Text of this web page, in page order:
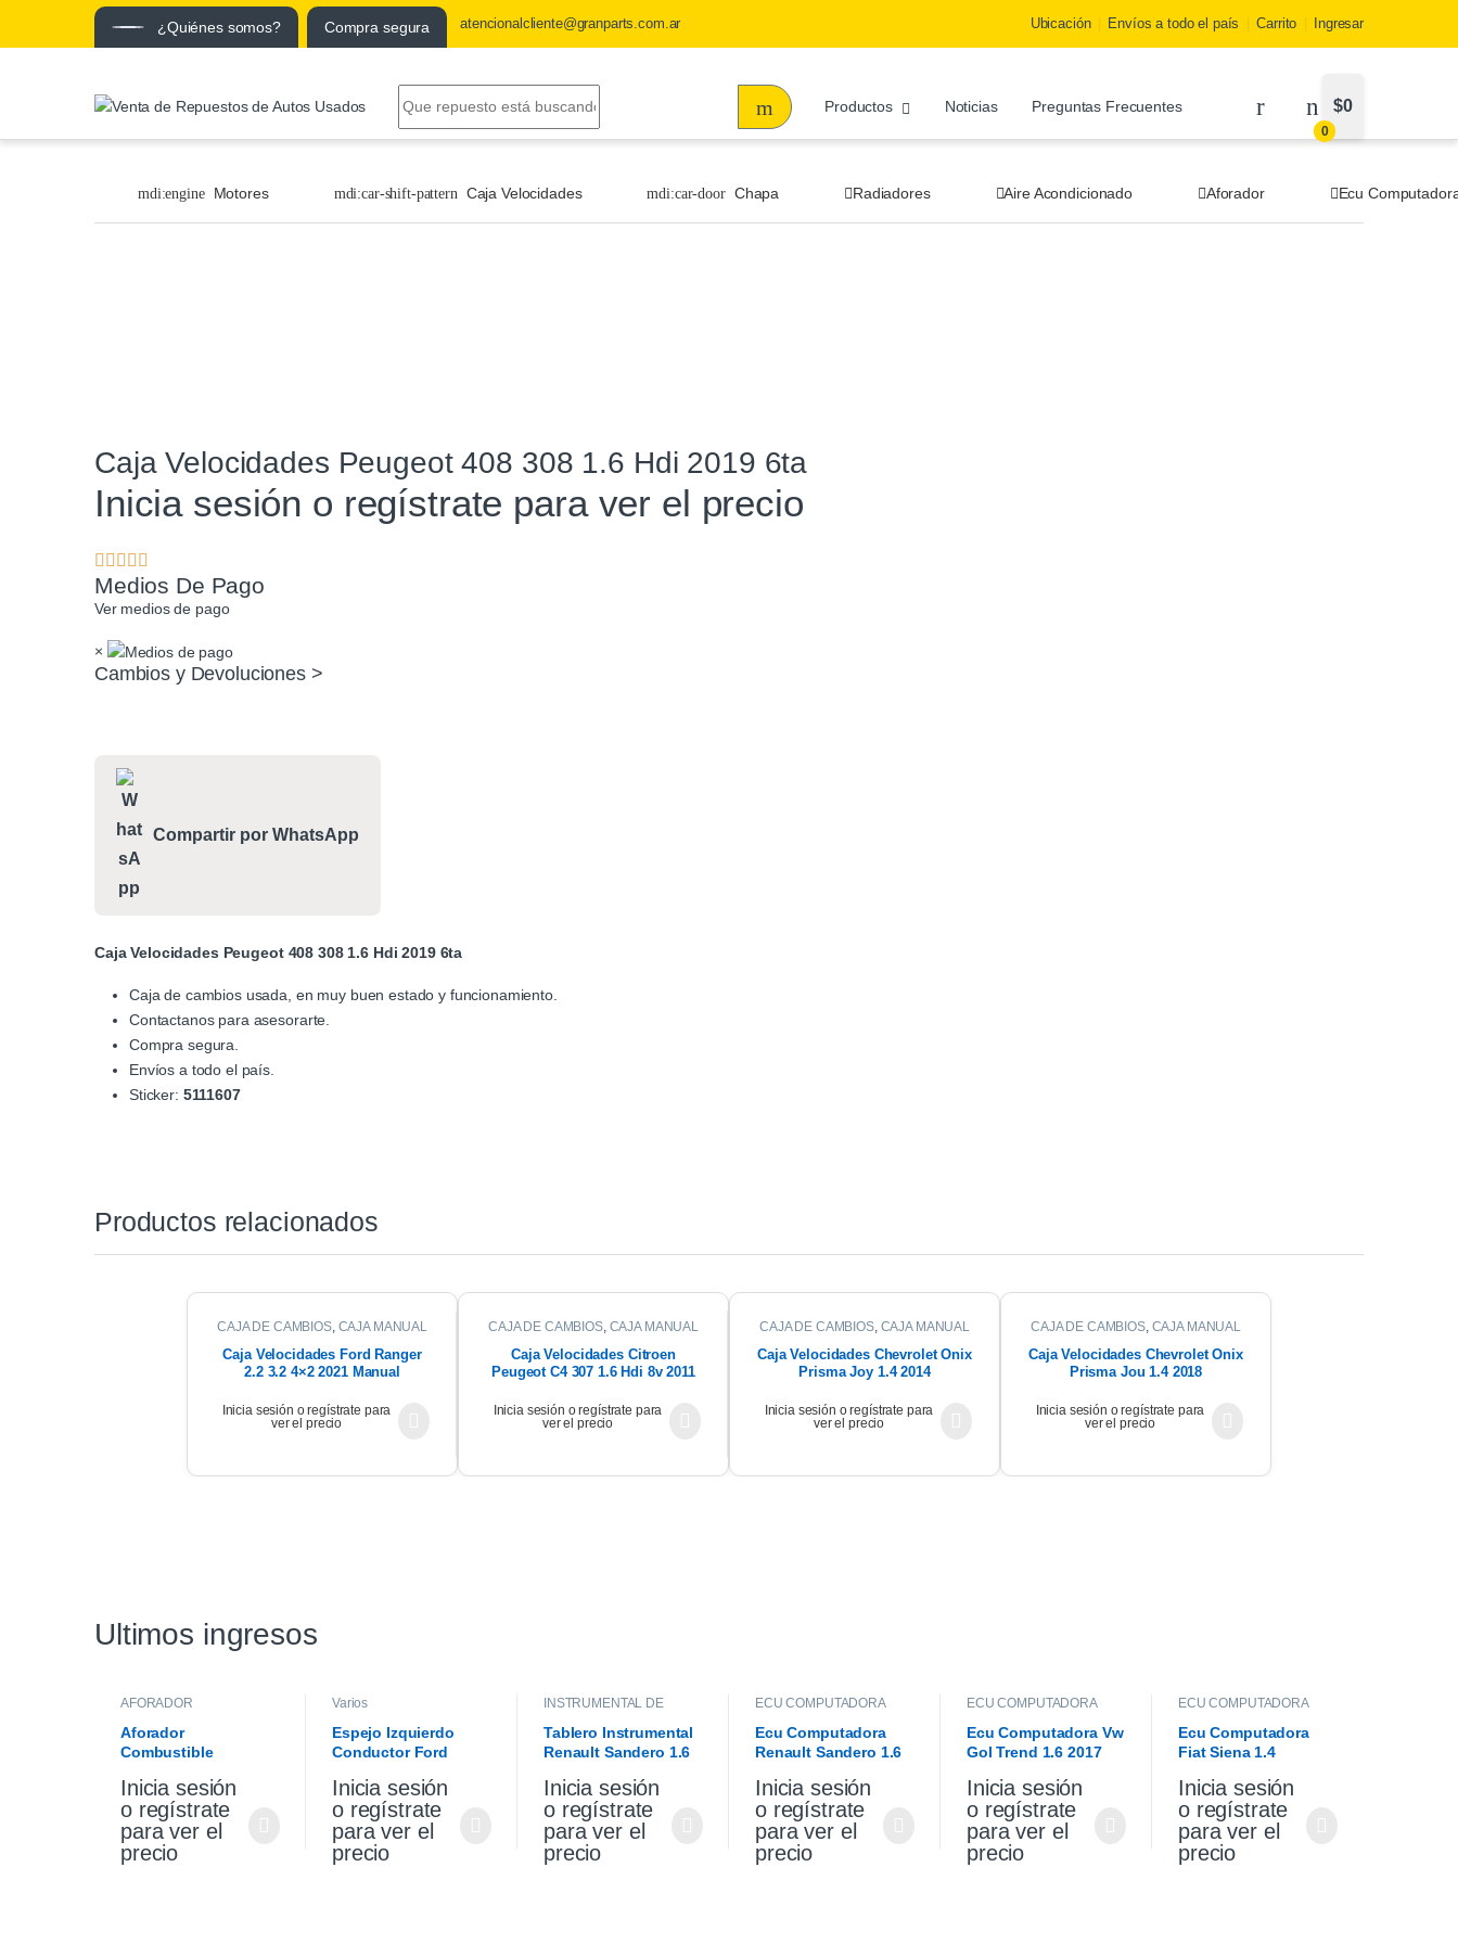
¿Quiénes somos? Compra segura atencionalcliente@granparts.com.ar Ubicación Envíos a todo el país Carrito Ingresar
Productos Noticias Preguntas Frecuentes
0
$0
Motores Caja Velocidades Chapa Radiadores Aire Acondicionado Aforador Ecu
Caja Velocidades Peugeot 408 308 1.6 Hdi 2019 6ta
Inicia sesión o regístrate para ver el precio
Medios De Pago
Ver medios de pago
×
Cambios y Devoluciones >
Compartir por WhatsApp
Caja Velocidades Peugeot 408 308 1.6 Hdi 2019 6ta
Caja de cambios usada, en muy buen estado y funcionamiento.
Contactanos para asesorarte.
Compra segura.
Envíos a todo el país.
Sticker: 5111607
Productos relacionados
CAJA DE CAMBIOS, CAJA MANUAL
Caja Velocidades Ford Ranger
2.2 3.2 4×2 2021 Manual
Inicia sesión o regístrate para
ver el precio
CAJA DE CAMBIOS, CAJA MANUAL
Caja Velocidades Citroen
Peugeot C4 307 1.6 Hdi 8v 2011
Inicia sesión o regístrate para
ver el precio
CAJA DE CAMBIOS, CAJA MANUAL
Caja Velocidades Chevrolet Onix
Prisma Joy 1.4 2014
Inicia sesión o regístrate para
ver el precio
CAJA DE CAMBIOS, CAJA MANUAL
Caja Velocidades Chevrolet Onix
Prisma Jou 1.4 2018
Inicia sesión o regístrate para
ver el precio
Ultimos ingresos
AFORADOR
Aforador
Combustible
2021
Inicia sesión
o regístrate
para ver el
precio
Varios
Espejo Izquierdo
Conductor Ford
Inicia sesión
o regístrate
para ver el
precio
INSTRUMENTAL DE
Tablero Instrumental
Renault Sandero 1.6
Inicia sesión
o regístrate
para ver el
precio
ECU COMPUTADORA
Ecu Computadora
Renault Sandero 1.6
Inicia sesión
o regístrate
para ver el
precio
ECU COMPUTADORA
Ecu Computadora Vw
Gol Trend 1.6 2017
Inicia sesión
o regístrate
para ver el
precio
ECU COMPUTADORA
Ecu Computadora
Fiat Siena 1.4
Inicia sesión
o regístrate
para ver el
precio